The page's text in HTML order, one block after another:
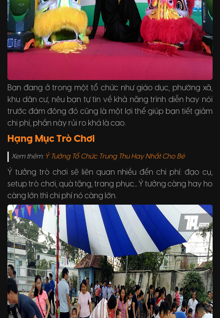
Bạn đang ở trong một tổ chức như giáo dục, phường xã,
khu dân cư, nêu bạn tự tin về khả năng trình diễn hay nói
trước đám đông đó cũng là một lợi thế giúp bạn tiết giảm
chi phí, phần này rủi ro khá là cao.
Hạng Mục Trò Chơi
Xem thêm: Ý Tưởng Tổ Chức Trung Thu Hay Nhất Cho Bé
Ý tưởng trò chơi sẽ liên quan nhiều đến chi phí: đạo cụ,
setup trò chơi, quà tặng, trang phục... Ý tưởng càng hay ho
càng lớn thì chi phí nó càng lớn.